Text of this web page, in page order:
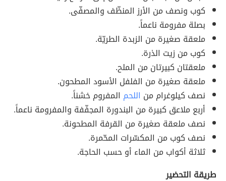
كوب ونصف من الأرز المنظّف والمصفّى.
بصلة مفرومة ناعماً.
ملعقة صغيرة من الزبدة الطريّة.
كوب من زيت الذرة.
ملعقتان كبيرتان من الملح.
ملعقة صغيرة من الفلفل الأسود المطحون.
نصف كيلوغرام من اللحم المفروم خشناً.
أربع ملاعق كبيرة من البندورة المجفّفة والمفرومة ناعماً.
نصف ملعقة صغيرة من القرفة المطحونة.
نصف كوب من المكسّرات المحّمرة.
ثلاثة أكواب من الماء أو حسب الحاجة.
طريقة التحضير